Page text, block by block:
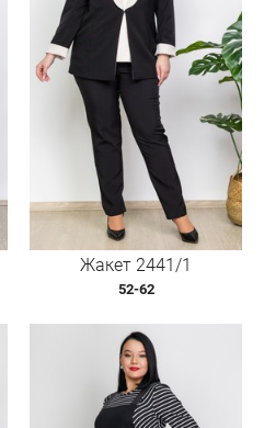
Жакет 2441/1
52-62